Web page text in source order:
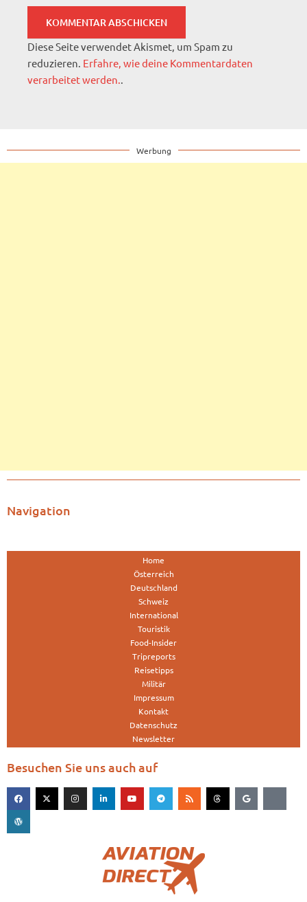
Diese Seite verwendet Akismet, um Spam zu
reduzieren. Erfahre, wie deine Kommentardaten
verarbeitet werden.
Werbung
Navigation
Home
Österreich
Deutschland
Schweiz
International
Touristik
Food-Insider
Tripreports
Reisetipps
Militär
Impressum
Kontakt
Datenschutz
Newsletter
Besuchen Sie uns auch auf